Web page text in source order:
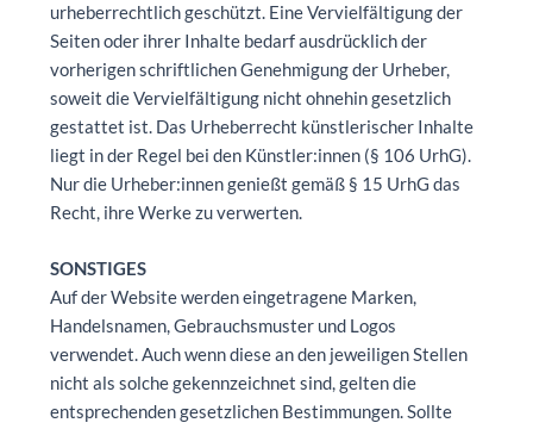
urheberrechtlich geschützt. Eine Vervielfältigung der
Seiten oder ihrer Inhalte bedarf ausdrücklich der
vorherigen schriftlichen Genehmigung der Urheber,
soweit die Vervielfältigung nicht ohnehin gesetzlich
gestattet ist. Das Urheberrecht künstlerischer Inhalte
liegt in der Regel bei den Künstler:innen (§ 106 UrhG).
Nur die Urheber:innen genießt gemäß § 15 UrhG das
Recht, ihre Werke zu verwerten.
SONSTIGES
Auf der Website werden eingetragene Marken,
Handelsnamen, Gebrauchsmuster und Logos
verwendet. Auch wenn diese an den jeweiligen Stellen
nicht als solche gekennzeichnet sind, gelten die
entsprechenden gesetzlichen Bestimmungen. Sollte